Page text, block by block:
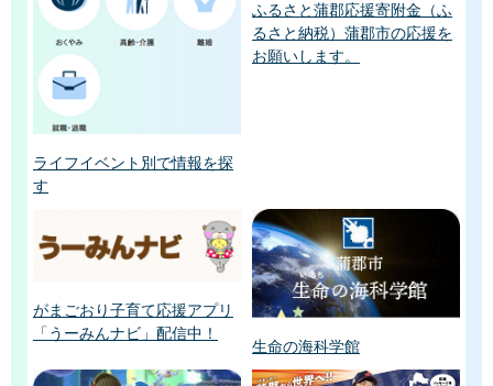
ライフイベント別で情報を探
す
ふるさと蒲郡応援寄附金（ふ
るさと納税）蒲郡市の応援を
お願いします。
がまごおり子育て応援アプリ
「うーみんナビ」配信中！
生命の海科学館